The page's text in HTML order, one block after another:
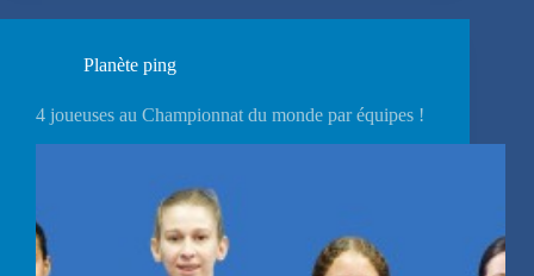
Planète ping
4 joueuses au Championnat du monde par équipes !